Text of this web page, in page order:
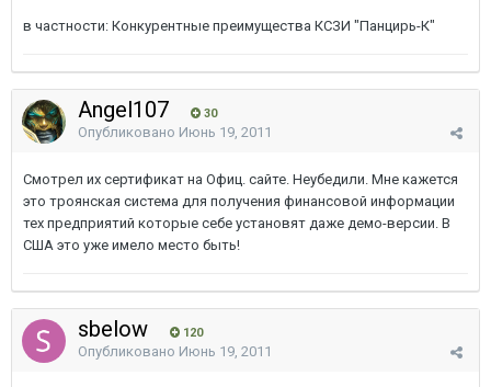
в частности: Конкурентные преимущества КСЗИ "Панцирь-К"
Angel107 30
Опубликовано Июнь 19, 2011
Смотрел их сертификат на Офиц. сайте. Неубедили. Мне кажется
это троянская система для получения финансовой информации
тех предприятий которые себе установят даже демо-версии. В
США это уже имело место быть!
sbelow 120
Опубликовано Июнь 19, 2011